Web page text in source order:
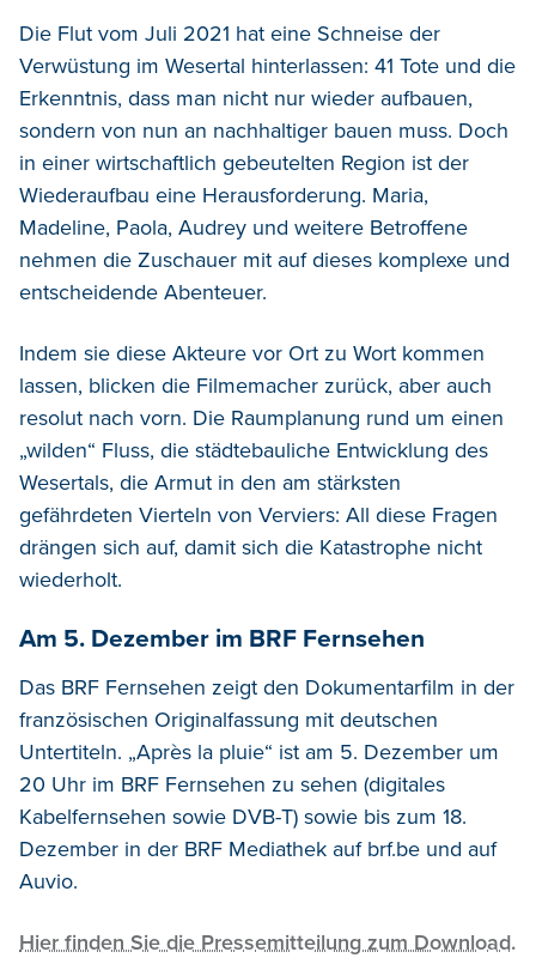
Die Flut vom Juli 2021 hat eine Schneise der
Verwüstung im Wesertal hinterlassen: 41 Tote und die
Erkenntnis, dass man nicht nur wieder aufbauen,
sondern von nun an nachhaltiger bauen muss. Doch
in einer wirtschaftlich gebeutelten Region ist der
Wiederaufbau eine Herausforderung. Maria,
Madeline, Paola, Audrey und weitere Betroffene
nehmen die Zuschauer mit auf dieses komplexe und
entscheidende Abenteuer.
Indem sie diese Akteure vor Ort zu Wort kommen
lassen, blicken die Filmemacher zurück, aber auch
resolut nach vorn. Die Raumplanung rund um einen
„wilden“ Fluss, die städtebauliche Entwicklung des
Wesertals, die Armut in den am stärksten
gefährdeten Vierteln von Verviers: All diese Fragen
drängen sich auf, damit sich die Katastrophe nicht
wiederholt.
Am 5. Dezember im BRF Fernsehen
Das BRF Fernsehen zeigt den Dokumentarfilm in der
französischen Originalfassung mit deutschen
Untertiteln. „Après la pluie“ ist am 5. Dezember um
20 Uhr im BRF Fernsehen zu sehen (digitales
Kabelfernsehen sowie DVB-T) sowie bis zum 18.
Dezember in der BRF Mediathek auf brf.be und auf
Auvio.
Hier finden Sie die Pressemitteilung zum Download.